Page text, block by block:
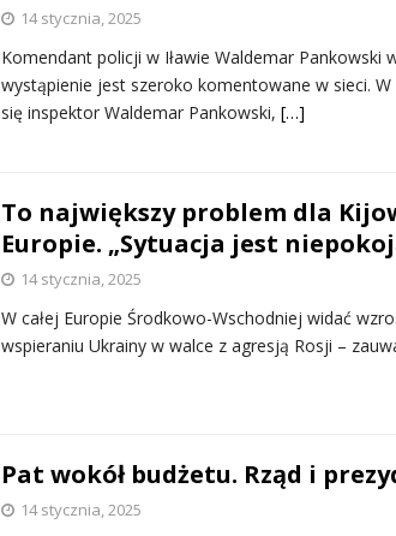
14 stycznia, 2025
Komendant policji w Iławie Waldemar Pankowski
wystąpienie jest szeroko komentowane w sieci.
się inspektor Waldemar Pankowski, […]
To największy problem dla
Europie. „Sytuacja jest
14 stycznia, 2025
W całej Europie Środkowo-Wschodniej widać
wspieraniu Ukrainy w walce z agresją Rosji –
Pat wokół budżetu. Rząd i
14 stycznia, 2025